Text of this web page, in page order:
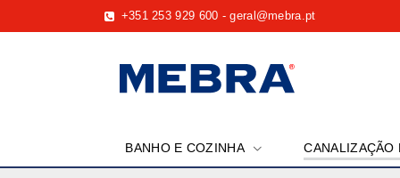
+351 253 929 600 -geral@mebra.pt
BANHO E COZINHA CANALIZAÇÃO